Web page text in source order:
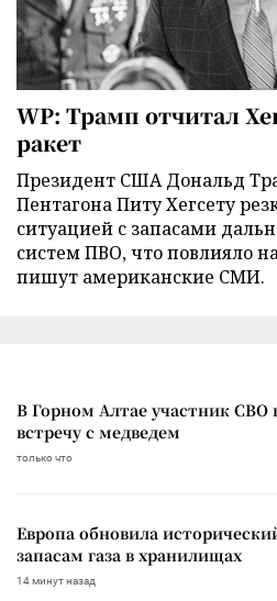
WP: Трамп отчитал
ракет
Президент США Дональд
Пентагона Питу Хегсету
ситуацией с запасами
систем ПВО, что повлияло
пишут американские СМИ.
В Горном Алтае участник
встречу с медведем
только что
Европа обновила
запасам газа в хранилищах
14 минут назад